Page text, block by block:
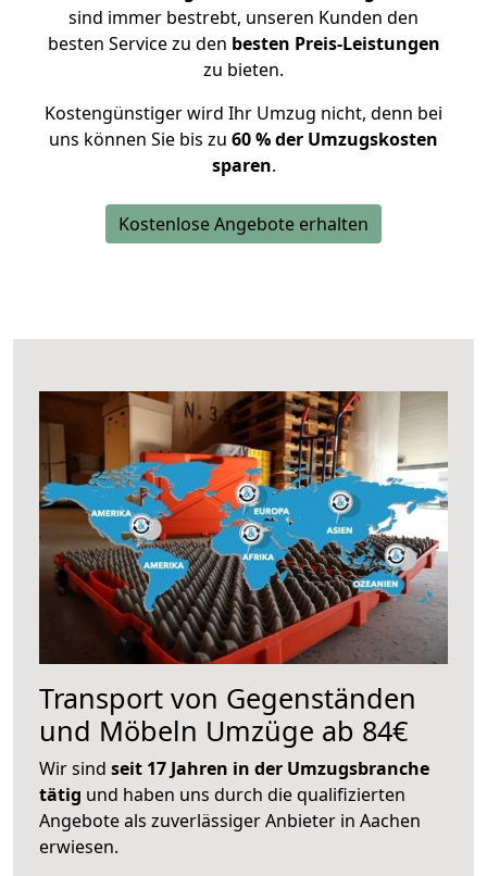
sind immer bestrebt, unseren Kunden den
besten Service zu den besten Preis-Leistungen
zu bieten.
Kostengünstiger wird Ihr Umzug nicht, denn bei
uns können Sie bis zu 60 % der Umzugskosten
sparen.
Kostenlose Angebote erhalten
Transport von Gegenständen
und Möbeln Umzüge ab 84€
Wir sind seit 17 Jahren in der Umzugsbranche
tätig und haben uns durch die qualifizierten
Angebote als zuverlässiger Anbieter in Aachen
erwiesen.